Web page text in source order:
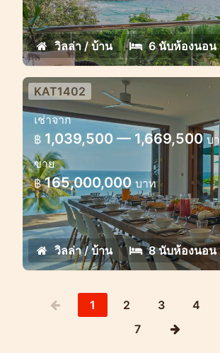
วิลล่า / บ้าน 6 นับห้องนอน
วิลล่าสุดหรูวิวสวยในกะตะ
นอน
วิลล่าสุดหรูริมชายหาดในภูเก็ต
KAT1402
เช่าจาก
฿ 1,039,500 — 1,669,500บ
ขาย
฿ 165,000,000 บาท
วิลล่า / บ้าน 8 นับห้องนอน
1 2 3 4
7